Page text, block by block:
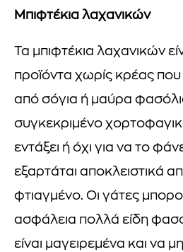
Μπιφτέκια λαχανικών
Τα μπιφτέκια λαχανικών
προϊόντα χωρίς κρέας
από σόγια ή μαύρα
συγκεκριμένο
εντάξει ή όχι για να το
εξαρτάται αποκλειστικά
φτιαγμένο. Οι γάτες
ασφάλεια πολλά είδη
είναι μαγειρεμένα και να